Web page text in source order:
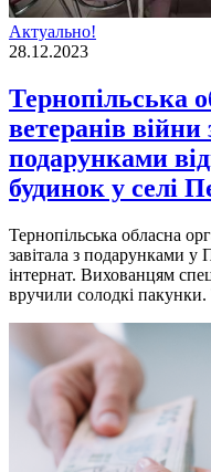
Актуально!
28.12.2023
Тернопільська
ветеранів
подарунками
будинок у селі
Тернопiльська обласна
завiтала з подарунками у
iнтернат. Вихованцям
вручили солодкi